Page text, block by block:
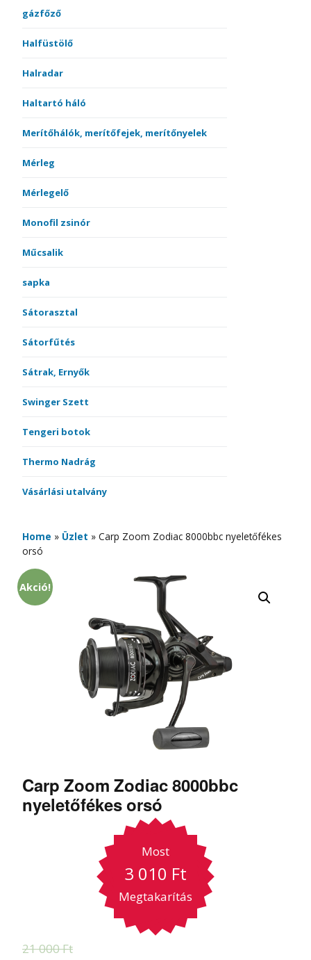
gázfőző
Halfüstölő
Halradar
Haltartó háló
Merítőhálók, merítőfejek, merítőnyelek
Mérleg
Mérlegelő
Monofil zsinór
Műcsalik
sapka
Sátorasztal
Sátorfűtés
Sátrak, Ernyők
Swinger Szett
Tengeri botok
Thermo Nadrág
Vásárlási utalvány
Home » Üzlet » Carp Zoom Zodiac 8000bbc nyeletőfékes
orsó
Akció!
Carp Zoom Zodiac 8000bbc
nyeletőfékes orsó
Most
3 010 Ft
Megtakarítás
21 000Ft